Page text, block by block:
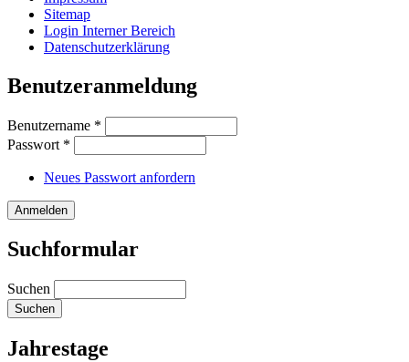
Sitemap
Login Interner Bereich
Datenschutzerklärung
Benutzeranmeldung
Benutzername *
Passwort *
Neues Passwort anfordern
Suchformular
Suchen
Jahrestage